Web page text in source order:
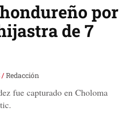
por
de 7
/Redacción
fue capturado en Choloma